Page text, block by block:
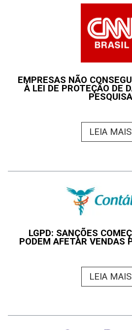
EMPRESAS NÃO
À LEI DE PROTEÇÃO DE
PESQUISA
LEIA MAIS
LGPD: SANÇÕES
PODEM AFETAR VENDAS
LEIA MAIS